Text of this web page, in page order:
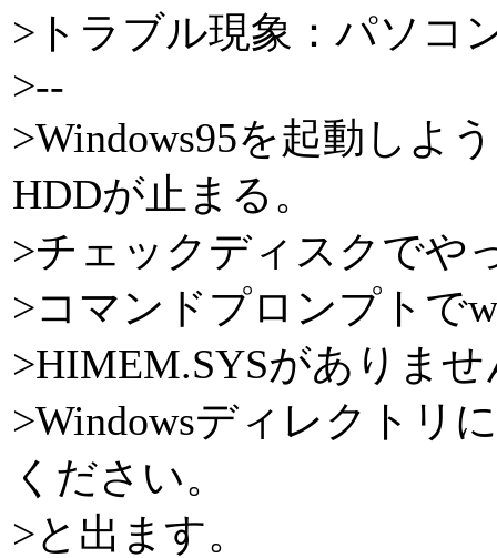
>トラブル現象：パソコ
>--
>Windows95を起動しよ
HDDが止まる。
>チェックディスクでや
>コマンドプロンプトで
>HIMEM.SYSがありませ
>Windowsディレクトリ
ください。
>と出ます。